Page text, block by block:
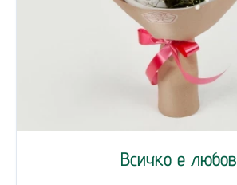
Всичко е любов